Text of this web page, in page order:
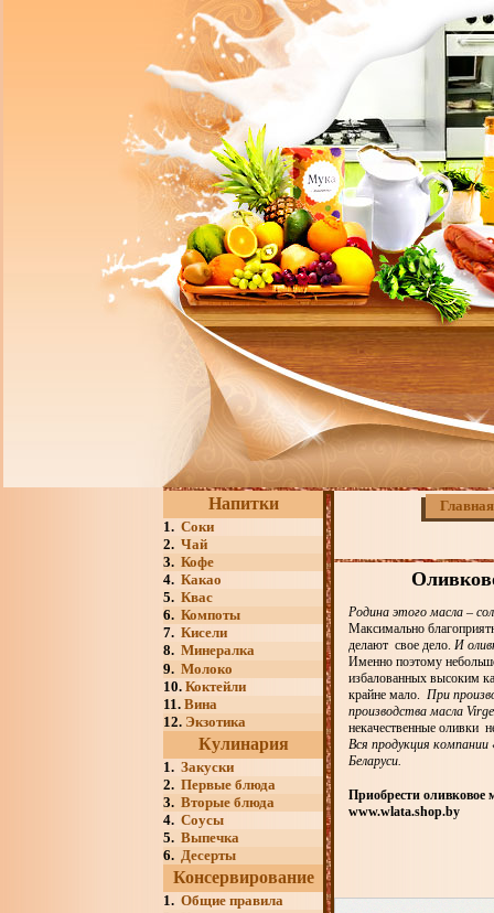
Напитки
1. Соки
2. Чай
3. Кофе
4. Какао
5. Квас
6. Компоты
7. Кисели
8. Минералка
9. Молоко
10. Коктейли
11. Вина
12. Экзотика
Кулинария
1. Закуски
2. Первые блюда
3. Вторые блюда
4. Соусы
5. Выпечка
6. Десерты
Консервирование
1. Общие правила
Главная
Родина этого масла –
Максимально
делают свое дело. И
Именно поэтому
избалованных высоким
крайне мало. При
производства масла
некачественные оливки
Вся продукция
Беларуси.
Приобрести
www.wlata.shop.by